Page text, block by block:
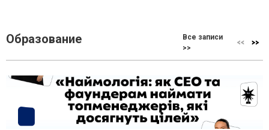
Образование
Все записи
>>